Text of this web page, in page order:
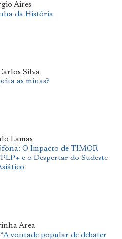
Aires
da História
Silva
as minas?
Lamas
O Impacto de TIMOR
e o Despertar do Sudeste
Area
vontade popular de debater